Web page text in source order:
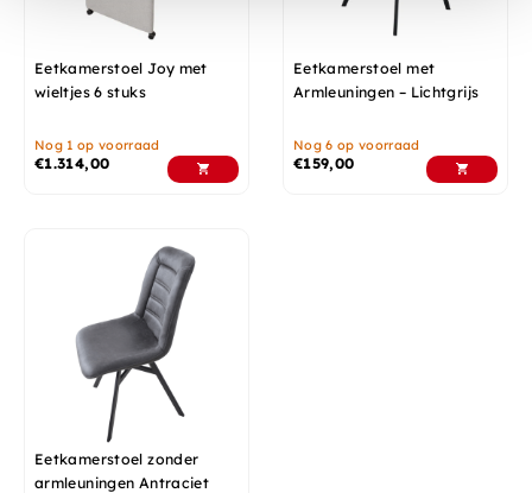
Eetkamerstoel Joy met
wieltjes 6 stuks
Nog 1 op voorraad
€1.314,00
Eetkamerstoel met
Armleuningen – Lichtgrijs
Nog 6 op voorraad
€159,00
Eetkamerstoel zonder
armleuningen Antraciet